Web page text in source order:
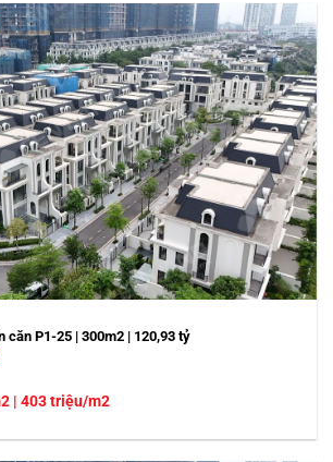
căn P1-25 | 300m2 | 120,93 tỷ
| 403 triệu/m2